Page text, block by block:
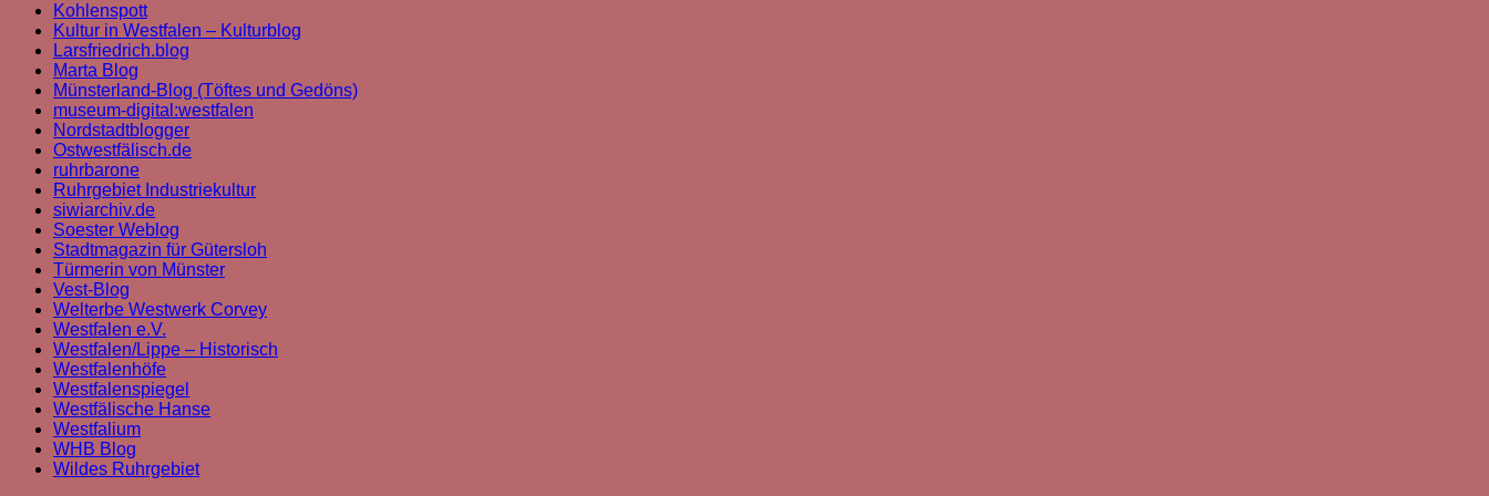
Kohlenspott
Kultur in Westfalen – Kulturblog
Larsfriedrich.blog
Marta Blog
Münsterland-Blog (Töftes und Gedöns)
museum-digital:westfalen
Nordstadtblogger
Ostwestfälisch.de
ruhrbarone
Ruhrgebiet Industriekultur
siwiarchiv.de
Soester Weblog
Stadtmagazin für Gütersloh
Türmerin von Münster
Vest-Blog
Welterbe Westwerk Corvey
Westfalen e.V.
Westfalen/Lippe – Historisch
Westfalenhöfe
Westfalenspiegel
Westfälische Hanse
Westfalium
WHB Blog
Wildes Ruhrgebiet